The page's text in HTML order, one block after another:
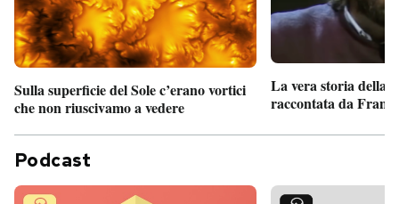
Sulla superficie del Sole c’erano vortici
che non riuscivamo a vedere
La vera storia della
raccontata da
Podcast